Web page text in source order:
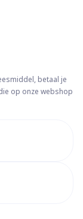
betaal je
op onze webshop